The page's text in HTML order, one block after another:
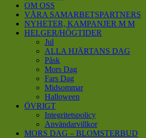
OM OSS
VÅRA SAMARBETSPARTNERS
NYHETER, KAMPANJER M M
HELGER/HÖGTIDER
Jul
ALLA HJÄRTANS DAG
Påsk
Mors Dag
Fars Dag
Midsommar
Halloween
ÖVRIGT
Integritetspolicy
Användarvillkor
MORS DAG – BLOMSTERBUD